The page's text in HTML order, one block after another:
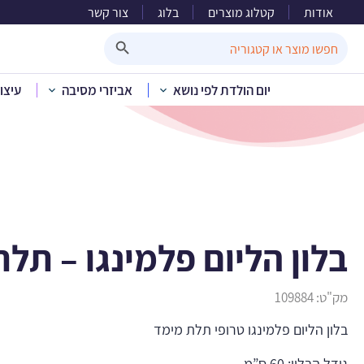
אודות קטלוג מוצרים בלוג צור קשר
for:
יום הולדת לפי נושא אביזרי מסיבה
בית»קטלוג מוצרים»
בלון הליום פלמינגו –
מק"ט:109884
בלון הליום פלמינגו טרופי תלת מימד